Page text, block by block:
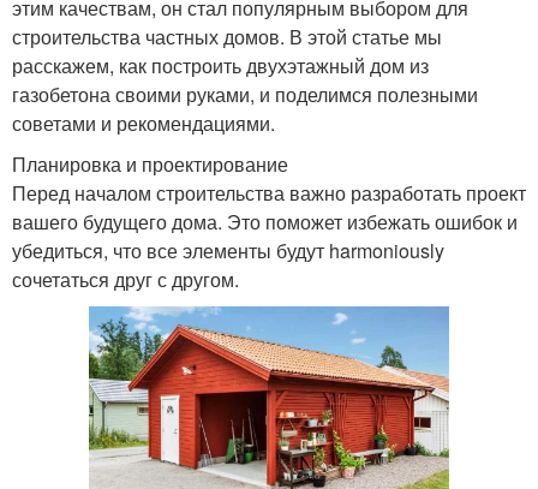
этим качествам, он стал популярным выбором для
строительства частных домов. В этой статье мы
расскажем, как построить двухэтажный дом из
газобетона своими руками, и поделимся полезными
советами и рекомендациями.
Планировка и проектирование
Перед началом строительства важно разработать проект
вашего будущего дома. Это поможет избежать ошибок и
убедиться, что все элементы будут harmoniously
сочетаться друг с другом.